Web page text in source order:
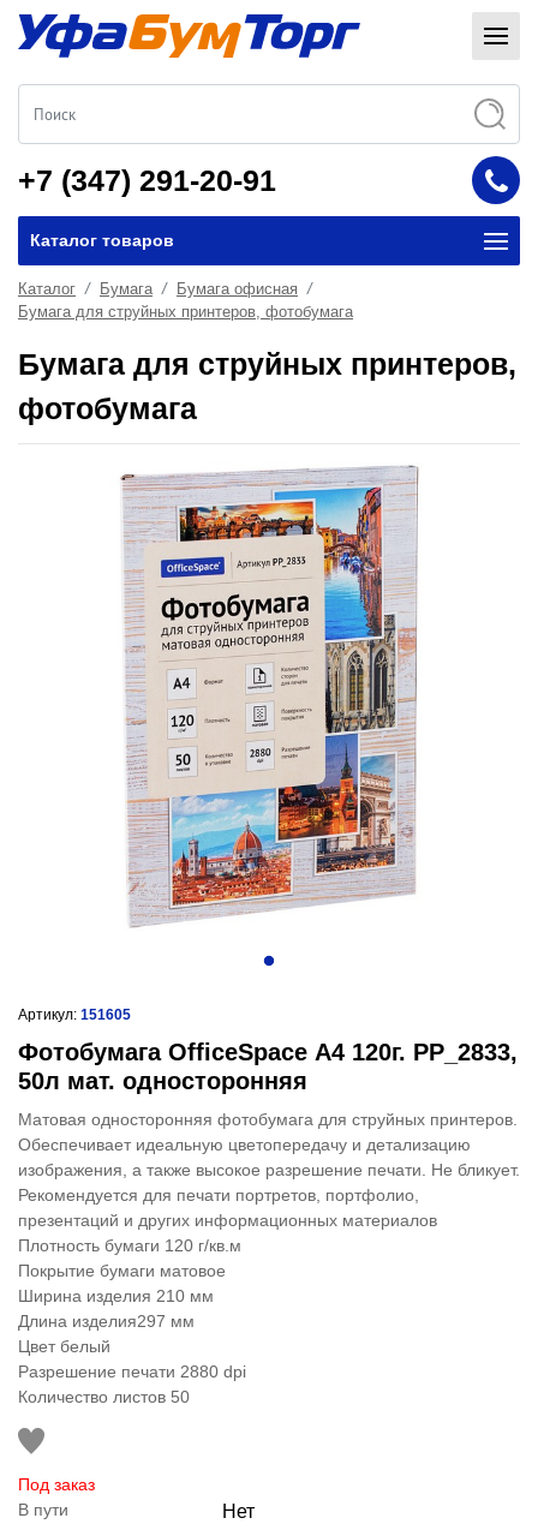
+7 (347) 291-20-91
Каталог товаров
Каталог Бумага
Бумага офисная
Бумага для струйных принтеров, фотобумага
Бумага для струйных принтеров,
фотобумага
Артикул: 151605
Фотобумага OfficeSpace А4 120г. PP_2833,
50л мат. односторонняя
Матовая односторонняя фотобумага для струйных принтеров.
Обеспечивает идеальную цветопередачу и детализацию
изображения, а также высокое разрешение печати. Не бликует.
Рекомендуется для печати портретов, портфолио,
презентаций и других информационных материалов
Плотность бумаги 120 г/кв.м
Покрытие бумаги матовое
Ширина изделия 210 мм
Длина изделия297 мм
Цвет белый
Разрешение печати 2880 dpi
Количество листов 50
Под заказ
В пути
Нет